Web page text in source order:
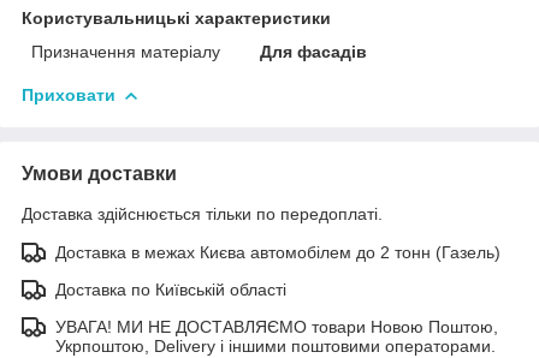
Користувальницькі характеристики
Призначення матеріалу
Для фасадів
Приховати
Умови доставки
Доставка здійснюється тільки по передоплаті.
Доставка в межах Києва автомобілем до 2 тонн (Газель)
Доставка по Київській області
УВАГА! МИ НЕ ДОСТАВЛЯЄМО товари Новою Поштою,
Укрпоштою, Delivery і іншими поштовими операторами.